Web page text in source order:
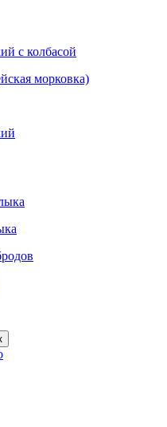
с колбасой
морковка)